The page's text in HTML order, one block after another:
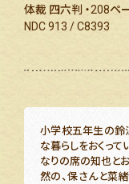
体裁 四六判 ・208ペ
NDC 913 / C8393
小学校五年生の鈴
な暮らしをおくって
なりの席の知也と
然の、保さんと菜